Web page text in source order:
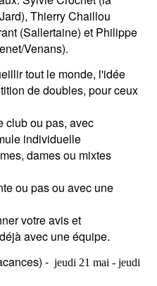
Thierry Chaillou
(Sallertaine) et Philippe
Venans).
tout le monde, l'idée
de doubles, pour ceux
club ou pas, avec
individuelle
dames ou mixtes
ou pas ou avec une
votre avis et
avec une équipe.
- jeudi 21 mai - jeudi